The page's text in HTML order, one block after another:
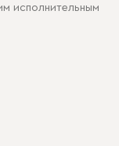
исполнительным